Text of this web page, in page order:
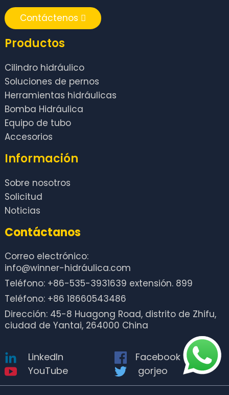
Contáctenos
Productos
Cilindro hidráulico
Soluciones de pernos
Herramientas hidráulicas
Bomba Hidráulica
Equipo de tubo
Accesorios
Información
Sobre nosotros
Solicitud
Noticias
Contáctanos
Correo electrónico:
info@winner-hidráulica.com
Teléfono: +86-535-3931639 extensión. 899
Teléfono: +86 18660543486
Dirección: 45-8 Huagong Road, distrito de Zhifu,
ciudad de Yantai, 264000 China
LinkedIn
Facebook
YouTube
gorjeo